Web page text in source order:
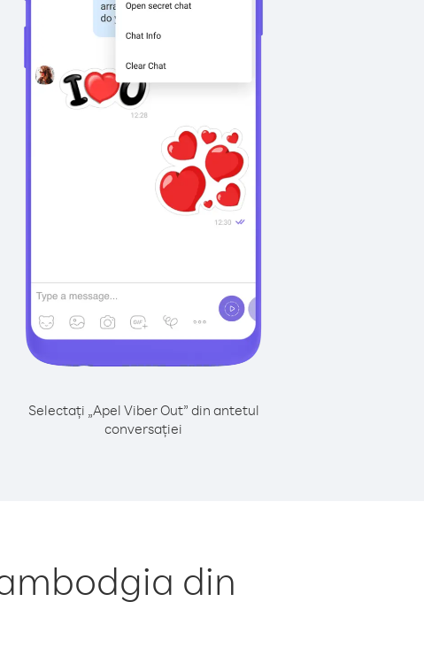
Selectați „Apel Viber Out” din antetul
conversației
din